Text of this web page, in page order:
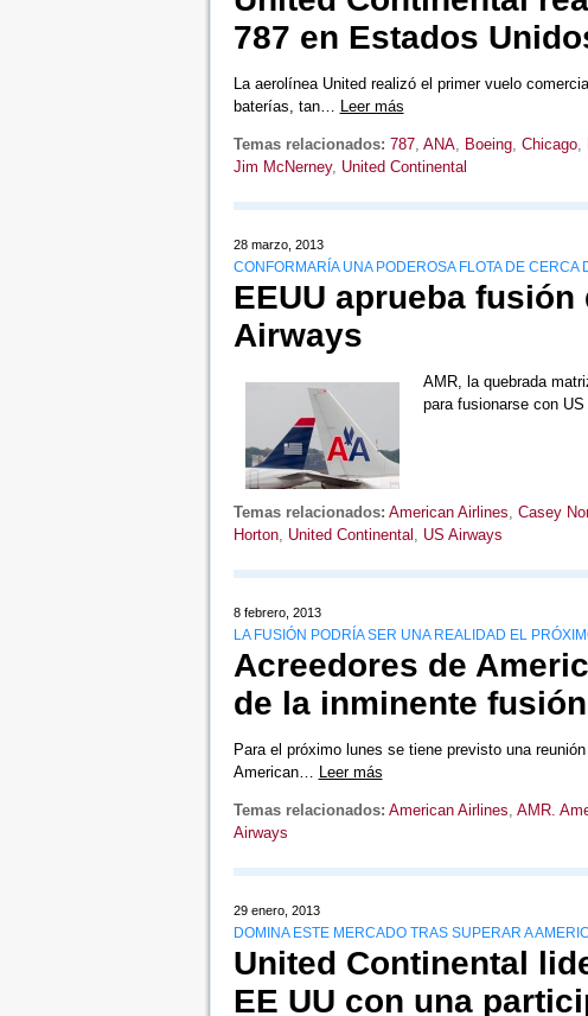
787 en Estados
La aerolínea United realizó el primer vuelo
baterías, tan… Leer más
Temas relacionados: 787, ANA, Boeing, Chicago,
Jim McNerney, United Continental
28 marzo, 2013
CONFORMARÍA UNA PODEROSA FLOTA DE CERCA
EEUU aprueba
Airways
AMR, la quebrada
para fusionarse con
Temas relacionados: American Airlines, Casey
Horton, United Continental , US Airways
8 febrero, 2013
LA FUSIÓN PODRÍA SER UNA REALIDAD EL
Acreedores de
de la inminente
Para el próximo lunes se tiene previsto una
American… Leer más
Temas relacionados: American Airlines, AMR.
Airways
29 enero, 2013
DOMINA ESTE MERCADO TRAS SUPERAR A
United Continental
EE UU con una